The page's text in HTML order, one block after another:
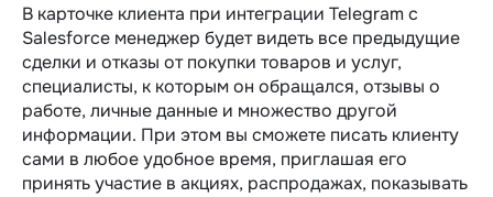
В карточке клиента при интеграции Telegram c
Salesforce менеджер будет видеть все предыдущие
сделки и отказы от покупки товаров и услуг,
специалисты, к которым он обращался, отзывы о
работе, личные данные и множество другой
информации. При этом вы сможете писать клиенту
сами в любое удобное время, приглашая его
принять участие в акциях, распродажах, показывать